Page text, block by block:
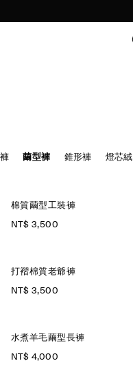
繭型褲 錐形褲 燈芯絨
棉質繭型工裝褲
NT$ 3,500
打褶棉質老爺褲
NT$ 3,500
水煮羊毛繭型長褲
NT$ 4,000